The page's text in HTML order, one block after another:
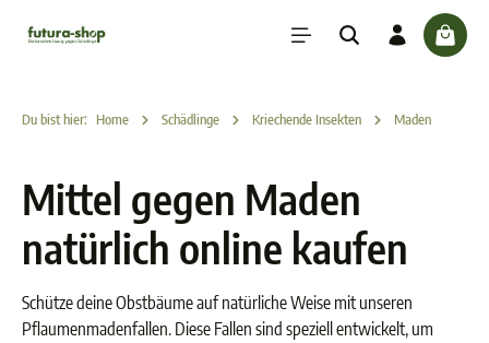
springen
Du bist hier: Home Schädlinge Kriechende Insekten Maden
Mittel gegen Maden
natürlich online kaufen
Schütze deine Obstbäume auf natürliche Weise mit unseren
Pflaumenmadenfallen. Diese Fallen sind speziell entwickelt, um